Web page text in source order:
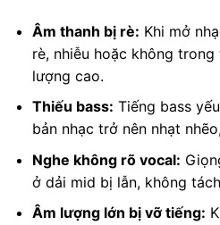
Âm thanh bị rè: Khi mở
rè, nhiễu hoặc không
lượng cao.
Thiếu bass: Tiếng bass
bản nhạc trở nên nhạt
Nghe không rõ vocal:
ở dải mid bị lẫn, không
Âm lượng lớn bị vỡ tiếng: